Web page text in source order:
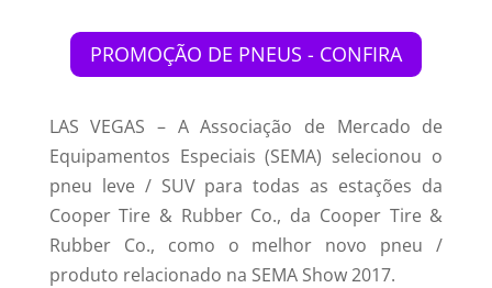
PROMOÇÃO DE PNEUS - CONFIRA
LAS VEGAS – A Associação de Mercado de
Equipamentos Especiais (SEMA) selecionou o
pneu leve / SUV para todas as estações da
Cooper Tire & Rubber Co., da Cooper Tire &
Rubber Co., como o melhor novo pneu /
produto relacionado na SEMA Show 2017.